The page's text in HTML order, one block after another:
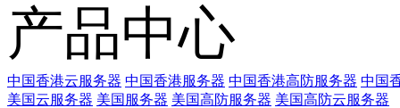
产品中心
中国香港云服务器 中国香港服务器 中国香港高防服务器 中国
美国云服务器 美国服务器 美国高防服务器 美国高防云服务器